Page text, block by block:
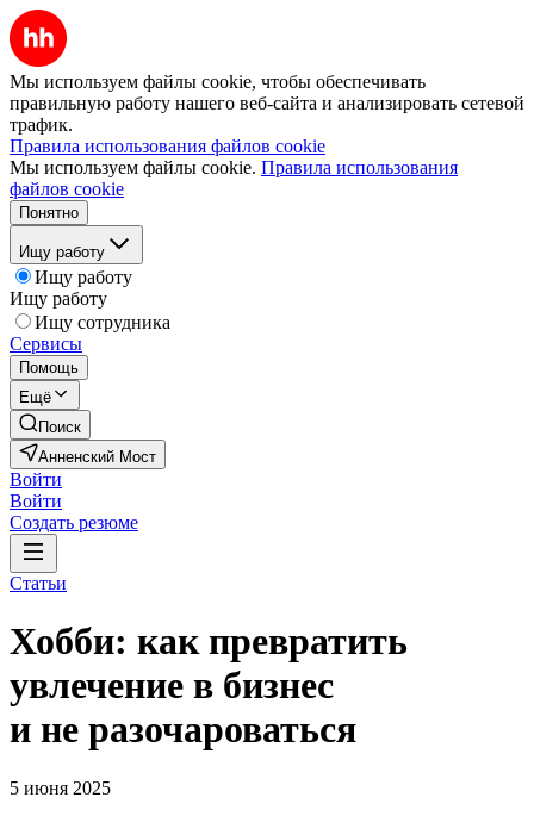
Мы используем файлы cookie, чтобы обеспечивать
правильную работу нашего веб-сайта и анализировать сетевой
трафик.
Правила использования файлов cookie
Мы используем файлы cookie. Правила использования
файлов cookie
Понятно
Ищу работу
Ищу работу
Ищу работу
Ищу сотрудника
Сервисы
Помощь
Ещё
Поиск
Анненский Мост
Войти
Войти
Создать резюме
Статьи
Хобби: как превратить
увлечение в бизнес
и не разочароваться
5 июня 2025